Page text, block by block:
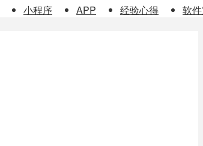
小程序 APP 经验心得 软